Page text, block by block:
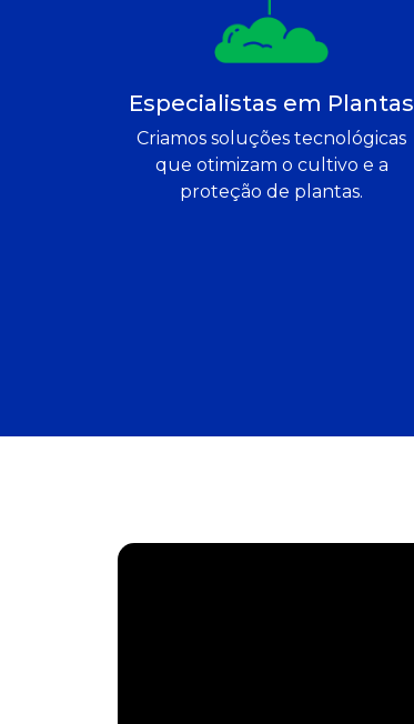
Especialistas em Plantas
Criamos soluções tecnológicas
que otimizam o cultivo e a
proteção de plantas.